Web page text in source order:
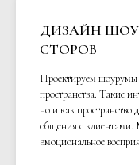
ДИЗАЙН
СТОРОВ
Проектируем шоурумы
пространства. Такие
но и как пространство
общения с клиентами.
эмоциональное